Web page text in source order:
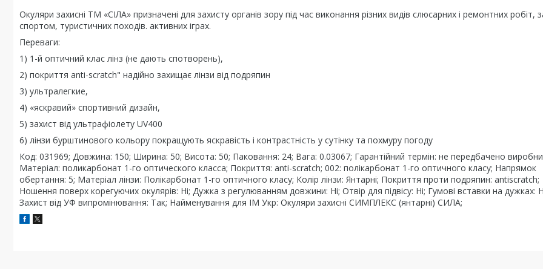
Окуляри захисні ТМ «СІЛА» призначені для захисту органів зору під час виконання різних видів слюсарних і ремонтних робіт,
спортом, туристичних походів. активних іграх.
Переваги:
1) 1-й оптичний клас лінз (не дають спотворень),
2) покриття anti-scratch" надійно захищає лінзи від подряпин
3) ультралегкие,
4) «яскравий» спортивний дизайн,
5) захист від ультрафіолету UV400
6) лінзи бурштинового кольору покращують яскравість і контрастність у сутінку та похмуру погоду
Код: 031969; Довжина: 150; Ширина: 50; Висота: 50; Паковання: 24; Вага: 0.03067; Гарантійний термін: не передбачено
Матеріал: поликарбонат 1-го оптического класса; Покриття: anti-scratch; 002: полікарбонат 1-го оптичного класу; Напрямок
обертання: 5; Матеріал лінзи: Полікарбонат 1-го оптичного класу; Колір лінзи: Янтарні; Покриття проти подряпин: antiscratch;
Ношення поверх корегуючих окулярів: Ні; Дужка з регулюванням довжини: Ні; Отвір для підвісу: Ні; Гумові вставки на дужках:
Захист від УФ випромінювання: Так; Найменування для ІМ Укр: Окуляри захисні СИМПЛЕКС (янтарні) СИЛА;